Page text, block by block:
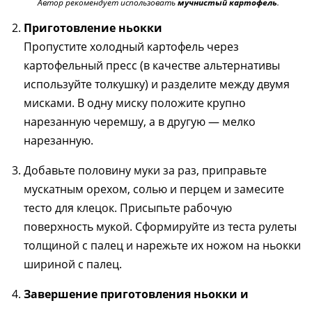
Автор рекомендует использоватьмучнистый картофель.
Приготовление ньокки
Пропустите холодный картофель через
картофельный пресс (в качестве альтернативы
используйте толкушку) и разделите между двумя
мисками. В одну миску положите крупно
нарезанную черемшу, а в другую — мелко
нарезанную.
Добавьте половину муки за раз, приправьте
мускатным орехом, солью и перцем и замесите
тесто для клецок. Присыпьте рабочую
поверхность мукой. Сформируйте из теста рулеты
толщиной с палец и нарежьте их ножом на ньокки
шириной с палец.
Завершение приготовления ньокки и